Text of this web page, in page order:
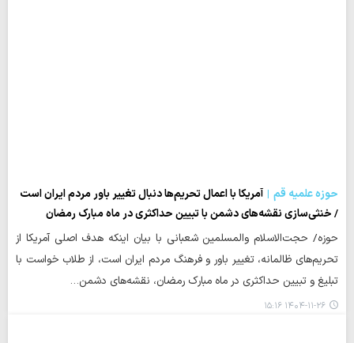
حوزه علمیه قم
آمریکا با اعمال تحریم‌ها دنبال تغییر باور مردم ایران است
/ خنثی‌سازی نقشه‌های دشمن با تبیین حداکثری در ماه مبارک رمضان
حوزه/ حجت‌الاسلام والمسلمین شعبانی با بیان اینکه هدف اصلی آمریکا از
تحریم‌های ظالمانه، تغییر باور و فرهنگ مردم ایران است، از طلاب خواست با
تبلیغ و تبیین حداکثری در ماه مبارک رمضان، نقشه‌های دشمن…
۱۴۰۴-۱۱-۲۶ ۱۵:۱۶